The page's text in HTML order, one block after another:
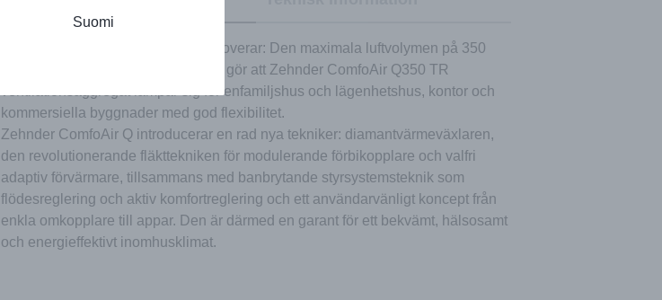
Suomi
Oavsett om du bygger nytt eller renoverar: Den maximala luftvolymen på 350
m3/h vid ett externt tryck på 200 Pa gör att Zehnder ComfoAir Q350 TR
ventilationsaggregat lämpar sig för enfamiljshus och lägenhetshus, kontor och
kommersiella byggnader med god flexibilitet.
Zehnder ComfoAir Q introducerar en rad nya tekniker: diamantvärmeväxlaren,
den revolutionerande fläkttekniken för modulerande förbikopplare och valfri
adaptiv förvärmare, tillsammans med banbrytande styrsystemsteknik som
flödesreglering och aktiv komfortreglering och ett användarvänligt koncept från
enkla omkopplare till appar. Den är därmed en garant för ett bekvämt, hälsosamt
och energieffektivt inomhusklimat.